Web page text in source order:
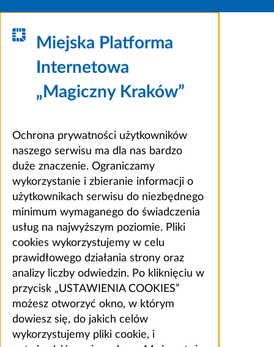
Miejska Platforma
Internetowa
„Magiczny Kraków”
Ochrona prywatności użytkowników
naszego serwisu ma dla nas bardzo
duże znaczenie. Ograniczamy
wykorzystanie i zbieranie informacji o
użytkownikach serwisu do niezbędnego
minimum wymaganego do świadczenia
usług na najwyższym poziomie. Pliki
cookies wykorzystujemy w celu
prawidłowego działania strony oraz
analizy liczby odwiedzin. Po kliknięciu w
przycisk „USTAWIENIA COOKIES”
możesz otworzyć okno, w którym
dowiesz się, do jakich celów
wykorzystujemy pliki cookie, i